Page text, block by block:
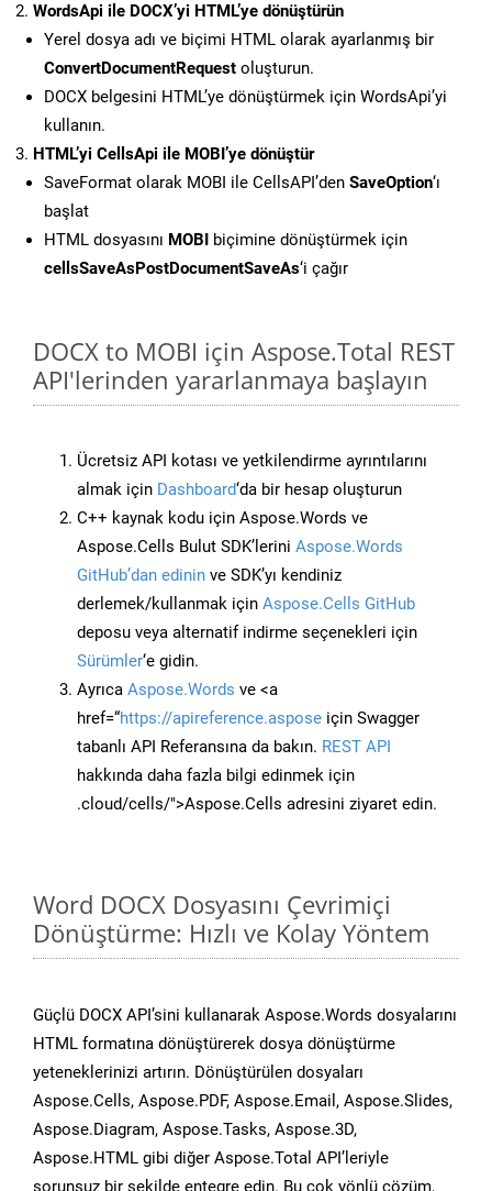
WordsApi ile DOCX’yi HTML’ye dönüştürün
Yerel dosya adı ve biçimi HTML olarak ayarlanmış bir
ConvertDocumentRequest oluşturun.
DOCX belgesini HTML’ye dönüştürmek için WordsApi’yi
kullanın.
HTML’yi CellsApi ile MOBI’ye dönüştür
SaveFormat olarak MOBI ile CellsAPI’den SaveOption‘ı
başlat
HTML dosyasını MOBI biçimine dönüştürmek için
cellsSaveAsPostDocumentSaveAs‘i çağır
DOCX to MOBI için Aspose.Total REST
API'lerinden yararlanmaya başlayın
Ücretsiz API kotası ve yetkilendirme ayrıntılarını
almak için Dashboard‘da bir hesap oluşturun
C++ kaynak kodu için Aspose.Words ve
Aspose.Cells Bulut SDK’lerini Aspose.Words
GitHub’dan edinin ve SDK’yı kendiniz
derlemek/kullanmak için Aspose.Cells GitHub
deposu veya alternatif indirme seçenekleri için
Sürümler‘e gidin.
Ayrıca Aspose.Words ve <a
href=“https://apireference.aspose için Swagger
tabanlı API Referansına da bakın. REST API
hakkında daha fazla bilgi edinmek için
.cloud/cells/">Aspose.Cells adresini ziyaret edin.
Word DOCX Dosyasını Çevrimiçi
Dönüştürme: Hızlı ve Kolay Yöntem
Güçlü DOCX API’sini kullanarak Aspose.Words dosyalarını
HTML formatına dönüştürerek dosya dönüştürme
yeteneklerinizi artırın. Dönüştürülen dosyaları
Aspose.Cells, Aspose.PDF, Aspose.Email, Aspose.Slides,
Aspose.Diagram, Aspose.Tasks, Aspose.3D,
Aspose.HTML gibi diğer Aspose.Total API’leriyle
sorunsuz bir şekilde entegre edin. Bu çok yönlü çözüm,